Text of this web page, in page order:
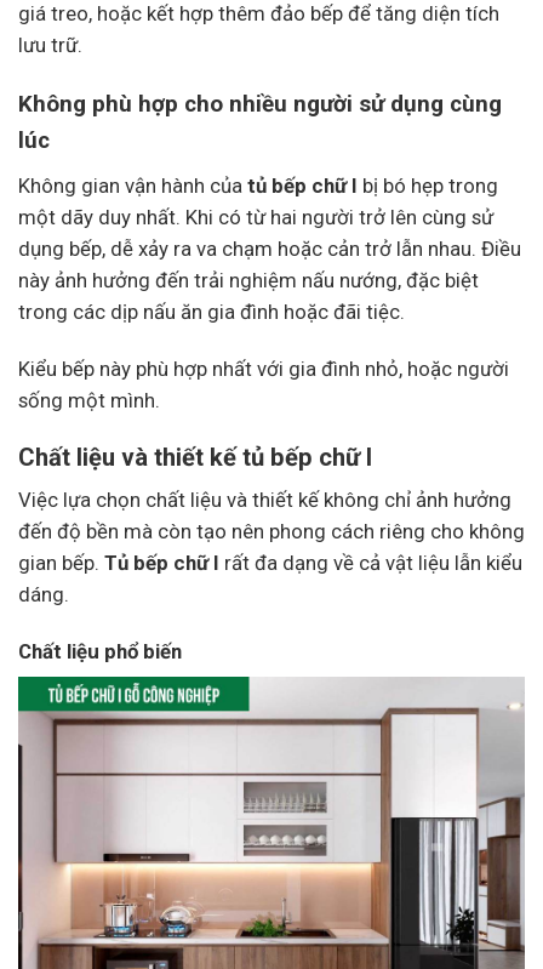
giá treo, hoặc kết hợp thêm đảo bếp để tăng diện tích
lưu trữ.
Không phù hợp cho nhiều người sử dụng cùng
lúc
Không gian vận hành của tủ bếp chữ I bị bó hẹp trong
một dãy duy nhất. Khi có từ hai người trở lên cùng sử
dụng bếp, dễ xảy ra va chạm hoặc cản trở lẫn nhau. Điều
này ảnh hưởng đến trải nghiệm nấu nướng, đặc biệt
trong các dịp nấu ăn gia đình hoặc đãi tiệc.
Kiểu bếp này phù hợp nhất với gia đình nhỏ, hoặc người
sống một mình.
Chất liệu và thiết kế tủ bếp chữ I
Việc lựa chọn chất liệu và thiết kế không chỉ ảnh hưởng
đến độ bền mà còn tạo nên phong cách riêng cho không
gian bếp. Tủ bếp chữ I rất đa dạng về cả vật liệu lẫn kiểu
dáng.
Chất liệu phổ biến